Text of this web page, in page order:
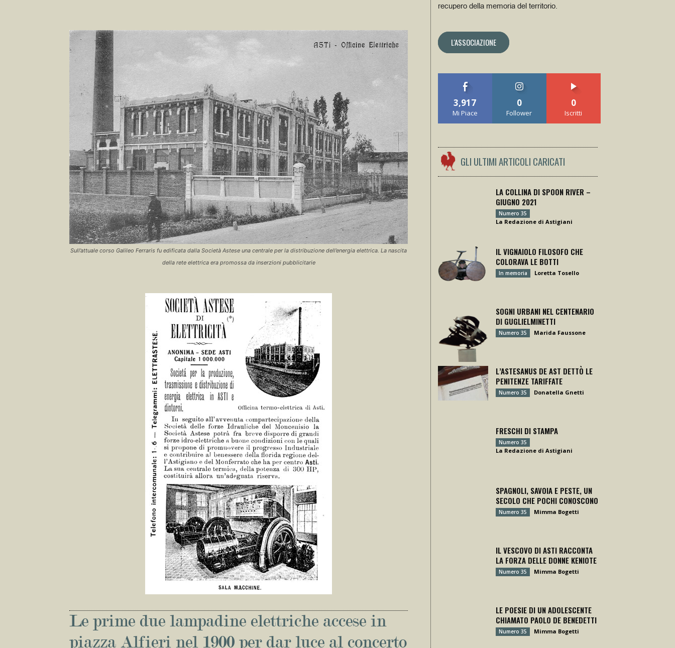
Sull’attuale corso Galileo Ferraris fu edificata dalla Società Astese una centrale per la distribuzione dell’energia elettrica. La nascita
della rete elettrica era promossa da inserzioni pubblicitarie
Le prime due lampadine elettriche accese in
piazza Alfieri nel 1900 per dar luce al concerto
recupero della memoria del territorio.
L'ASSOCIAZIONE
3,917
Mi Piace
0
Follower
0
Iscritti
GLI ULTIMI ARTICOLI CARICATI
LA COLLINA DI SPOON RIVER –
GIUGNO 2021
Numero 35
La Redazione di Astigiani
IL VIGNAIOLO FILOSOFO CHE
COLORAVA LE BOTTI
In memoria Loretta Tosello
SOGNI URBANI NEL CENTENARIO
DI GUGLIELMINETTI
Numero 35 Marida Faussone
L’ASTESANUS DE AST DETTÒ LE
PENITENZE TARIFFATE
Numero 35 Donatella Gnetti
FRESCHI DI STAMPA
Numero 35
La Redazione di Astigiani
SPAGNOLI, SAVOIA E PESTE, UN
SECOLO CHE POCHI CONOSCONO
Numero 35 Mimma Bogetti
IL VESCOVO DI ASTI RACCONTA
LA FORZA DELLE DONNE KENIOTE
Numero 35 Mimma Bogetti
LE POESIE DI UN ADOLESCENTE
CHIAMATO PAOLO DE BENEDETTI
Numero 35 Mimma Bogetti